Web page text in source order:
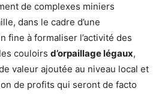
de complexes miniers
dans le cadre d’une
fine à formaliser l’activité des
couloirs d’orpaillage légaux,
valeur ajoutée au niveau local et
de profits qui seront de facto